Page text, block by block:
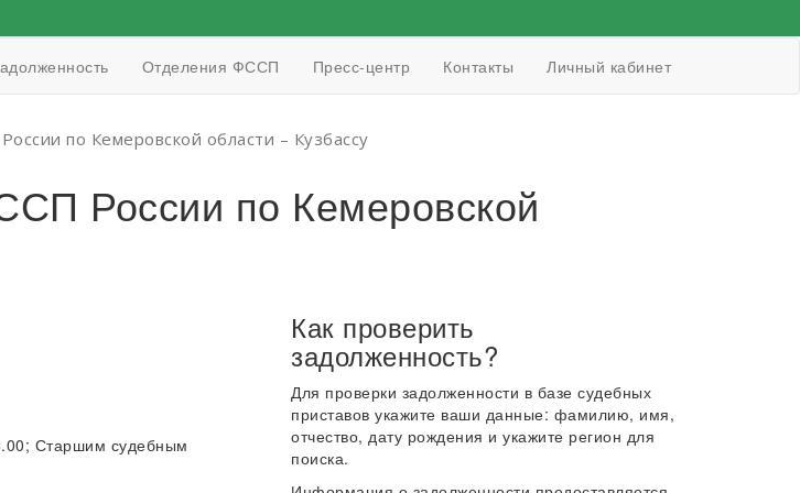
Отделения ФССП Пресс-центр Контакты Личный кабинет
по Кемеровской области – Кузбассу
России по Кемеровской
Старшим судебным
Как проверить
задолженность?
Для проверки задолженности в базе судебных
приставов укажите ваши данные: фамилию, имя,
отчество, дату рождения и укажите регион для
поиска.